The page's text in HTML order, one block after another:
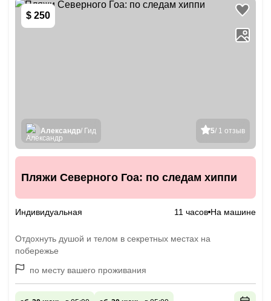
$ 250
5/ 1 отзыв
Александр/ Гид
Пляжи Северного Гоа: по следам хиппи
Индивидуальная 11 часов На машине
Отдохнуть душой и телом в секретных местах на
побережье
по месту вашего проживания